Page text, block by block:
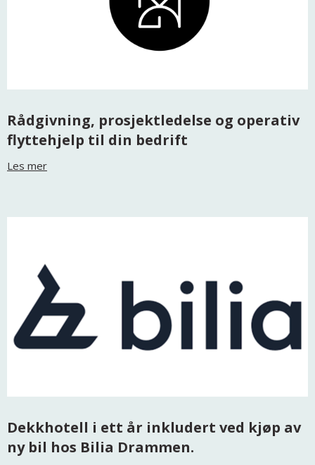
Rådgivning, prosjektledelse og operativ
flyttehjelp til din bedrift
Les mer
Dekkhotell i ett år inkludert ved kjøp av
ny bil hos Bilia Drammen.